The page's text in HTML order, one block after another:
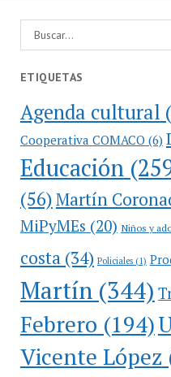
ETIQUETAS
Agenda cultural
Cooperativa COMACO(6)
Educación
(56)Martín
MiPyMEs (20) Niños y
costa(34) Policiales(1)
Martín(344)
Febrero (194)
Vicente López